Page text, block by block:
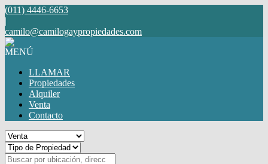
(011) 4446-6653
|
camilo@camilogaypropiedades.com
MENÚ
LLAMAR
Propiedades
Alquiler
Venta
Contacto